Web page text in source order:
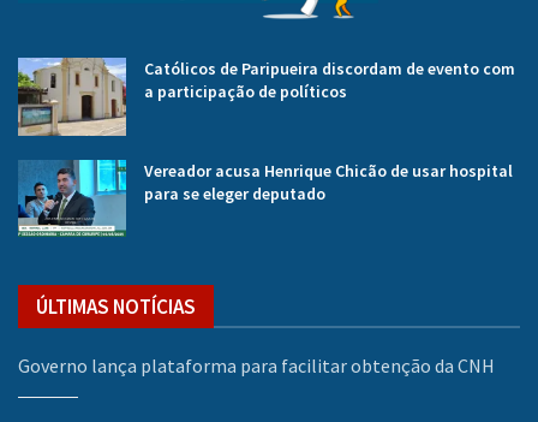
Católicos de Paripueira discordam de evento com
a participação de políticos
Vereador acusa Henrique Chicão de usar hospital
para se eleger deputado
ÚLTIMAS NOTÍCIAS
Governo lança plataforma para facilitar obtenção da CNH